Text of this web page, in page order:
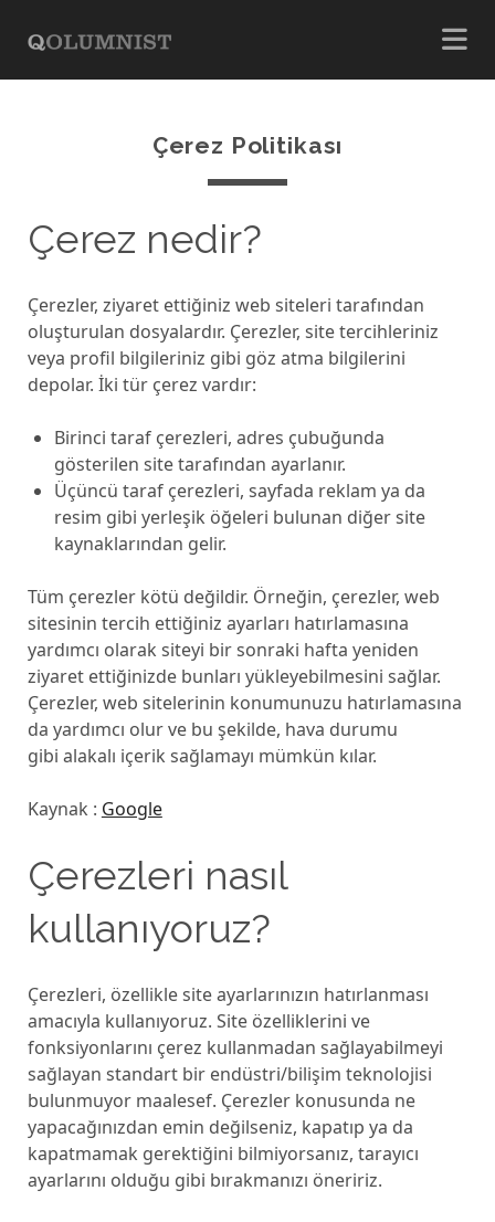
Çerez Politikası
Çerez nedir?
Çerezler, ziyaret ettiğiniz web siteleri tarafından
oluşturulan dosyalardır. Çerezler, site tercihleriniz
veya profil bilgileriniz gibi göz atma bilgilerini
depolar. İki tür çerez vardır:
Birinci taraf çerezleri, adres çubuğunda
gösterilen site tarafından ayarlanır.
Üçüncü taraf çerezleri, sayfada reklam ya da
resim gibi yerleşik öğeleri bulunan diğer site
kaynaklarından gelir.
Tüm çerezler kötü değildir. Örneğin, çerezler, web
sitesinin tercih ettiğiniz ayarları hatırlamasına
yardımcı olarak siteyi bir sonraki hafta yeniden
ziyaret ettiğinizde bunları yükleyebilmesini sağlar.
Çerezler, web sitelerinin konumunuzu hatırlamasına
da yardımcı olur ve bu şekilde, hava durumu
gibi alakalı içerik sağlamayı mümkün kılar.
Kaynak : Google
Çerezleri nasıl
kullanıyoruz?
Çerezleri, özellikle site ayarlarınızın hatırlanması
amacıyla kullanıyoruz. Site özelliklerini ve
fonksiyonlarını çerez kullanmadan sağlayabilmeyi
sağlayan standart bir endüstri/bilişim teknolojisi
bulunmuyor maalesef. Çerezler konusunda ne
yapacağınızdan emin değilseniz, kapatıp ya da
kapatmamak gerektiğini bilmiyorsanız, tarayıcı
ayarlarını olduğu gibi bırakmanızı öneririz.